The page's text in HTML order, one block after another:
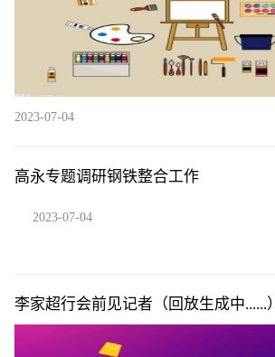
2023-07-04
高永专题调研钢铁整合工作
2023-07-04
李家超行会前见记者（回放生成中......）